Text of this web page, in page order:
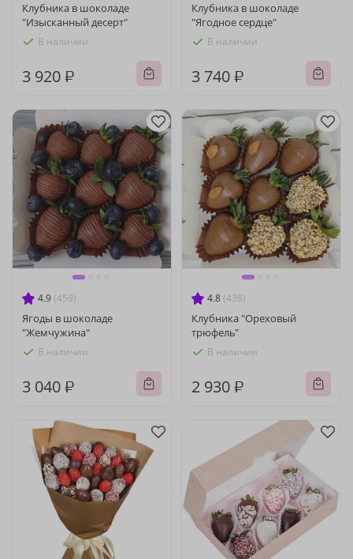
Клубника в шоколаде
"Изысканный десерт"
В наличии
3 920 ₽
Клубника в шоколаде
"Ягодное сердце"
В наличии
3 740 ₽
4.9 (459)
Ягоды в шоколаде
"Жемчужина"
В наличии
3 040 ₽
4.8 (438)
Клубника "Ореховый
трюфель"
В наличии
2 930 ₽